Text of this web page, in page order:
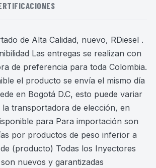
de Alta Calidad, nuevo, RDiesel .
Las entregas se realizan con
de preferencia para toda Colombia.
el producto se envía el mismo día
en Bogotá D.C, esto puede variar
la transportadora de elección, en
para Para importación son
por productos de peso inferior a
(producto) Todas los Inyectores
nuevos y garantizadas